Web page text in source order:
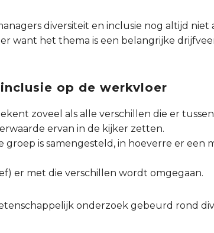
diversiteit en inclusie nog altijd niet
want het thema is een belangrijke
op de werkvloer
zoveel als alle verschillen die er
ervan in de kijker zetten.
groep is samengesteld, in hoeverre er een
er met die verschillen wordt omgegaan.
onderzoek gebeurd rond